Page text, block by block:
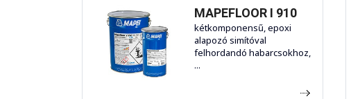
MAPEFLOOR I 910
kétkomponensű, epoxi
alapozó simítóval
felhordandó habarcsokhoz,
...